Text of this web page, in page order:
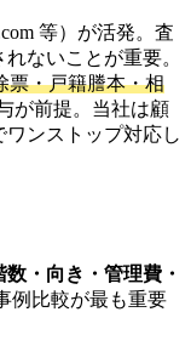
等）が活発。査
ないことが重要。
票・戸籍謄本・相
が前提。当社は顧
ンストップ対応し
・向き・管理費・
例比較が最も重要